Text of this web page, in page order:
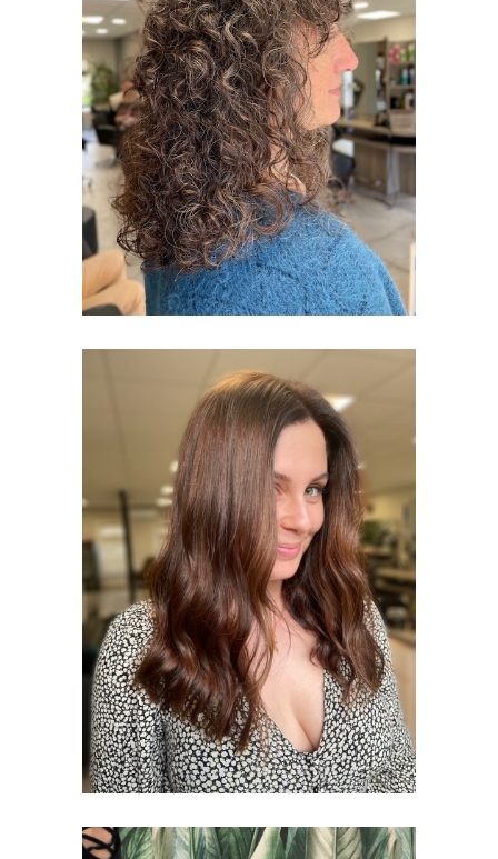
CURLY CUT
FEMMES
PATINE 3D,
GLOSS &
COLORATION
FEMMES